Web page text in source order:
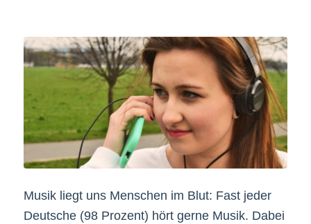
Musik liegt uns Menschen im Blut: Fast jeder
Deutsche (98 Prozent) hört gerne Musik. Dabei